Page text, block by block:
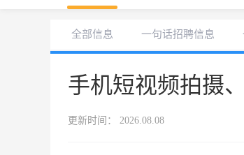
全部信息 一句话招聘信息
手机短视频拍摄
更新时间： 2026.08.08